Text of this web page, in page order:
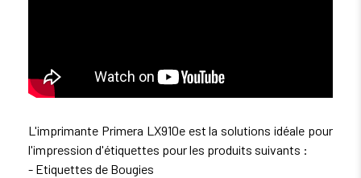
L'imprimante Primera LX910e est la solutions idéale pour
l'impression d'étiquettes pour les produits suivants :
- Etiquettes de Bougies